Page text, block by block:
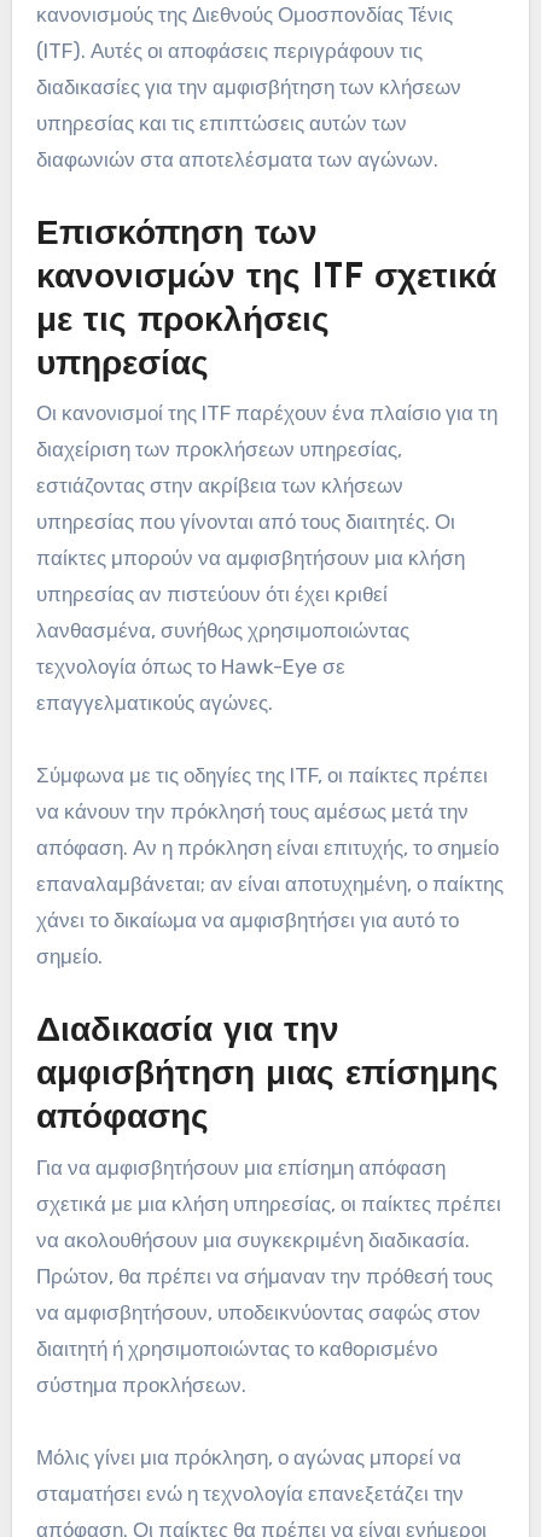
κανονισμούς της Διεθνούς Ομοσπονδίας Τένις
(ITF). Αυτές οι αποφάσεις περιγράφουν τις
διαδικασίες για την αμφισβήτηση των κλήσεων
υπηρεσίας και τις επιπτώσεις αυτών των
διαφωνιών στα αποτελέσματα των αγώνων.
Επισκόπηση των
κανονισμών της ITF σχετικά
με τις προκλήσεις
υπηρεσίας
Οι κανονισμοί της ITF παρέχουν ένα πλαίσιο για τη
διαχείριση των προκλήσεων υπηρεσίας,
εστιάζοντας στην ακρίβεια των κλήσεων
υπηρεσίας που γίνονται από τους διαιτητές. Οι
παίκτες μπορούν να αμφισβητήσουν μια κλήση
υπηρεσίας αν πιστεύουν ότι έχει κριθεί
λανθασμένα, συνήθως χρησιμοποιώντας
τεχνολογία όπως το Hawk-Eye σε
επαγγελματικούς αγώνες.
Σύμφωνα με τις οδηγίες της ITF, οι παίκτες πρέπει
να κάνουν την πρόκλησή τους αμέσως μετά την
απόφαση. Αν η πρόκληση είναι επιτυχής, το σημείο
επαναλαμβάνεται; αν είναι αποτυχημένη, ο παίκτης
χάνει το δικαίωμα να αμφισβητήσει για αυτό το
σημείο.
Διαδικασία για την
αμφισβήτηση μιας επίσημης
απόφασης
Για να αμφισβητήσουν μια επίσημη απόφαση
σχετικά με μια κλήση υπηρεσίας, οι παίκτες πρέπει
να ακολουθήσουν μια συγκεκριμένη διαδικασία.
Πρώτον, θα πρέπει να σήμαναν την πρόθεσή τους
να αμφισβητήσουν, υποδεικνύοντας σαφώς στον
διαιτητή ή χρησιμοποιώντας το καθορισμένο
σύστημα προκλήσεων.
Μόλις γίνει μια πρόκληση, ο αγώνας μπορεί να
σταματήσει ενώ η τεχνολογία επανεξετάζει την
απόφαση. Οι παίκτες θα πρέπει να είναι ενήμεροι